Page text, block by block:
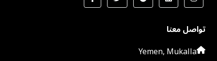
تواصل معنا
Yemen, Mukalla